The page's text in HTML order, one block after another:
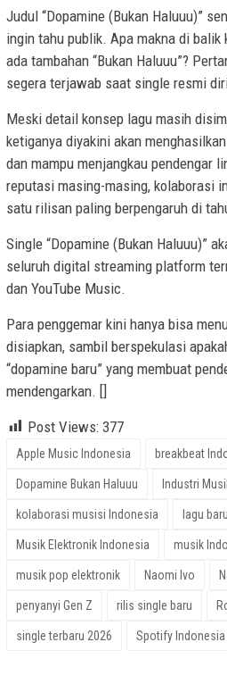
Judul “Dopamine (Bukan Haluuu)”
ingin tahu publik. Apa makna di balik
ada tambahan “Bukan Haluuu”?
segera terjawab saat single resmi
Meski detail konsep lagu masih
ketiganya diyakini akan
dan mampu menjangkau pendengar
reputasi masing-masing, kolaborasi
satu rilisan paling berpengaruh di
Single “Dopamine (Bukan Haluuu)”
seluruh digital streaming platform
dan YouTube Music.
Para penggemar kini hanya bisa
disiapkan, sambil berspekulasi
“dopamine baru” yang membuat
mendengarkan. []
Post Views: 377
Apple Music Indonesia breakbeat
Dopamine Bukan Haluuu Industri
kolaborasi musisi Indonesia lagu
Musik Elektronik Indonesia musik
musik pop elektronik Naomi Ivo
penyanyi Gen Z rilis single baru
single terbaru 2026 Spotify Indonesia